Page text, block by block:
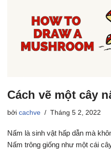
Cách vẽ một cây
bởi cachve Tháng 5 2, 2022
Nấm là sinh vật hấp dẫn mà
Nấm trông giống như một cái